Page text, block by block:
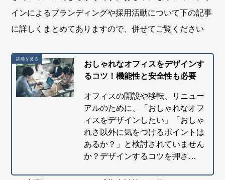
インによるブランディングや採用活動について下の記事
に詳しくまとめてありますので、併せてご覧ください
おしゃれなオフィスをデザインす
るコツ！機能性と安全性も必要
オフィスの開設や移転、リニュー
アルのために、「おしゃれなオフ
ィスをデザインしたい」「おしゃ
れさ以外に気をつけるポイントは
あるか？」と検討されていません
か？デザインするコツを押さ…